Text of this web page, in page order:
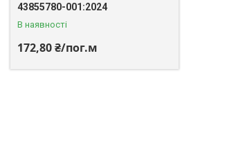
43855780-001:2024
В наявності
172,80 ₴/пог.м